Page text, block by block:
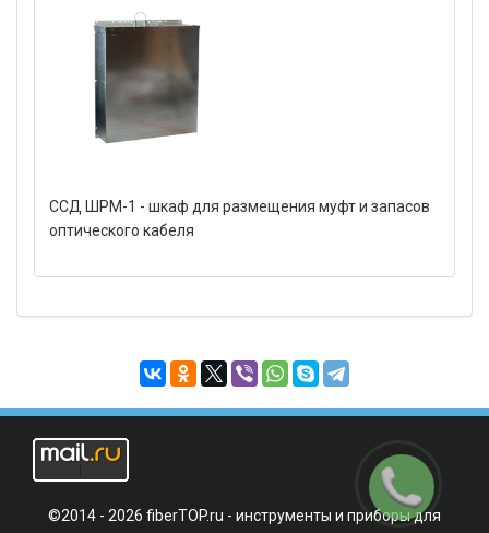
ССД ШРМ-1 - шкаф для размещения муфт и запасов
оптического кабеля
©2014 - 2026 fiberTOP.ru - инструменты и приборы для
Заказать
звонок